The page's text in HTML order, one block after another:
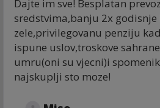
Dajte im sve! Besplatan
sredstvima,banju 2x godisnje
zele,privilegovanu penziju
ispune uslov,troskove
umru(oni su vjecni)i
najskuplji sto moze!